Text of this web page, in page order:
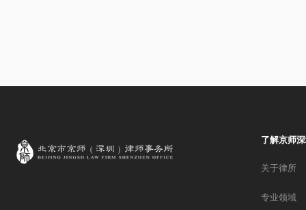
了解京师
关于律所
专业领域